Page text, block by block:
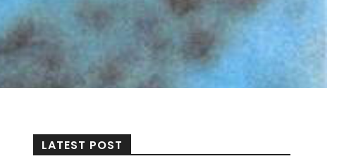
LATEST POST